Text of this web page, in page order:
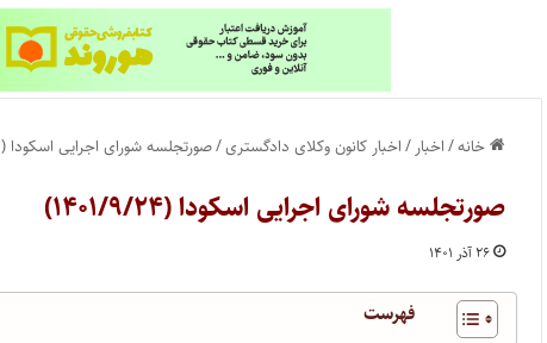
خانه/اخبار /اخبار کانون وکلای دادگستری/صورتجلسه شورای اجرایی اسکودا (۱۴۰۱/۹/۲۴)
صورتجلسه شورای اجرایی اسکودا (۱۴۰۱/۹/۲۴)
۲۶ آذر ۱۴۰۱
فهرست